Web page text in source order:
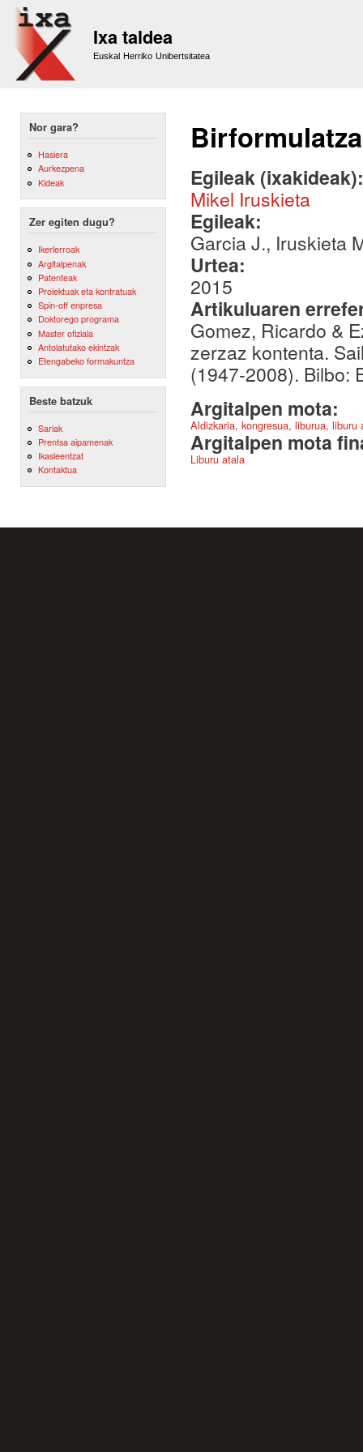
Ixa taldea
Euskal Herriko Unibertsitatea
Nor gara?
Hasiera
Aurkezpena
Kideak
Zer egiten dugu?
Ikerlerroak
Argitalpenak
Patenteak
Proiektuak eta kontratuak
Spin-off enpresa
Doktorego programa
Master ofiziala
Antolatutako ekintzak
Etengabeko formakuntza
Beste batzuk
Sariak
Prentsa aipamenak
Ikasleentzat
Kontaktua
Egileak
Mikel Iruskieta
Egileak:
Garcia J., Iruskieta
Urtea:
2015
Artikuluaren
Gomez, Ricardo &
zerzaz kontenta.
(1947-2008). Bilbo:
Argitalpen mota:
Aldizkaria, kongresua, liburua,
Argitalpen mota
Liburu atala